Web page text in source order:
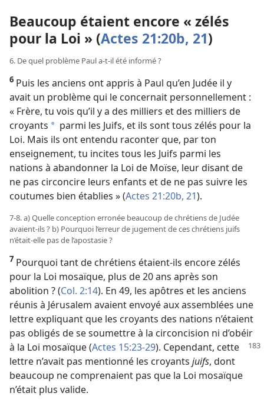
Beaucoup étaient encore « zélés
pour la Loi » (Actes 21:20b, 21)
6. De quel problème Paul a-t-il été informé ?
6 Puis les anciens ont appris à Paul qu’en Judée il y
avait un problème qui le concernait personnellement :
« Frère, tu vois qu’il y a des milliers et des milliers de
croyants a parmi les Juifs, et ils sont tous zélés pour la
Loi. Mais ils ont entendu raconter que, par ton
enseignement, tu incites tous les Juifs parmi les
nations à abandonner la Loi de Moïse, leur disant de
ne pas circoncire leurs enfants et de ne pas suivre les
coutumes bien établies » (Actes 21:20b, 21).
7-8. a) Quelle conception erronée beaucoup de chrétiens de Judée
avaient-ils ? b) Pourquoi l’erreur de jugement de ces chrétiens juifs
n’était-elle pas de l’apostasie ?
7 Pourquoi tant de chrétiens étaient-ils encore zélés
pour la Loi mosaïque, plus de 20 ans après son
abolition ? (Col. 2:14). En 49, les apôtres et les anciens
réunis à Jérusalem avaient envoyé aux assemblées une
lettre expliquant que les croyants des nations n’étaient
pas obligés de se soumettre à la circoncision ni d’obéir
à la Loi mosaïque(Actes 15:23-29). Cependant, cette
lettre n’avait pas mentionné les croyants juifs, dont
beaucoup ne comprenaient pas que la Loi mosaïque
n’était plus valide.